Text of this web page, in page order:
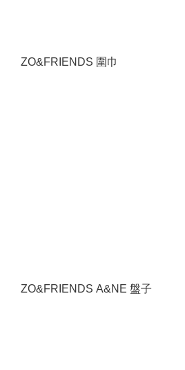
ZO&FRIENDS 圍巾
ZO&FRIENDS A&NE 盤子